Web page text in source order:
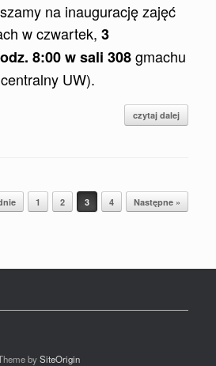
na inaugurację zajęć
w czwartek, 3
8:00 w sali 308gmachu
UW).
czytaj dalej
1 2 3 4 Następne »
bySiteOrigin